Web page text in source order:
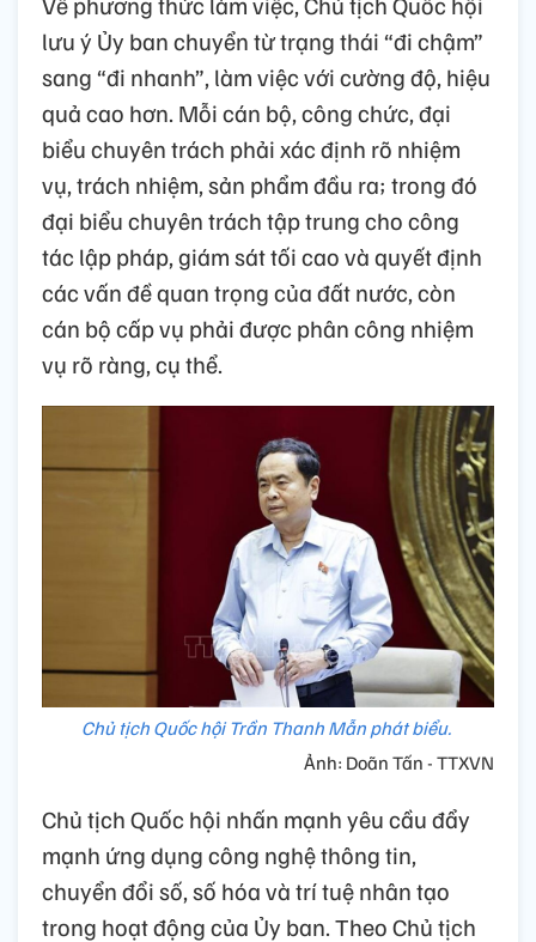
lưu ý Ủy ban chuyển từ trạng thái “đi chậm”
sang “đi nhanh”, làm việc với cường độ, hiệu
quả cao hơn. Mỗi cán bộ, công chức, đại
biểu chuyên trách phải xác định rõ nhiệm
vụ, trách nhiệm, sản phẩm đầu ra; trong đó
đại biểu chuyên trách tập trung cho công
tác lập pháp, giám sát tối cao và quyết định
các vấn đề quan trọng của đất nước, còn
cán bộ cấp vụ phải được phân công nhiệm
vụ rõ ràng, cụ thể.
Chủ tịch Quốc hội Trần Thanh Mẫn phát biểu.
Ảnh: Doãn Tấn - TTXVN
Chủ tịch Quốc hội nhấn mạnh yêu cầu đẩy
mạnh ứng dụng công nghệ thông tin,
chuyển đổi số, số hóa và trí tuệ nhân tạo
trong hoạt động của Ủy ban. Theo Chủ tịch